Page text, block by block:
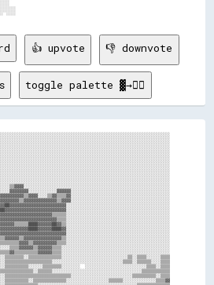
👍 upvote 👎 downvote
toggle palette ▓→✊🏽
░░░░░░░░░░░░░░░░░░░░░░░░░░▒▒▒▒░░▒▒▒▒